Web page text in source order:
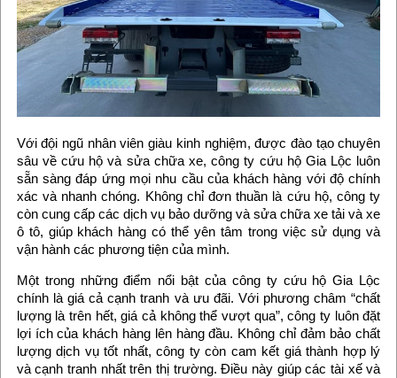
Với đội ngũ nhân viên giàu kinh nghiệm, được đào tạo chuyên
sâu về cứu hộ và sửa chữa xe, công ty cứu hộ Gia Lộc luôn
sẵn sàng đáp ứng mọi nhu cầu của khách hàng với độ chính
xác và nhanh chóng. Không chỉ đơn thuần là cứu hộ, công ty
còn cung cấp các dịch vụ bảo dưỡng và sửa chữa xe tải và xe
ô tô, giúp khách hàng có thể yên tâm trong việc sử dụng và
vận hành các phương tiện của mình.
Một trong những điểm nổi bật của công ty cứu hộ Gia Lộc
chính là giá cả cạnh tranh và ưu đãi. Với phương châm “chất
lượng là trên hết, giá cả không thể vượt qua”, công ty luôn đặt
lợi ích của khách hàng lên hàng đầu. Không chỉ đảm bảo chất
lượng dịch vụ tốt nhất, công ty còn cam kết giá thành hợp lý
và cạnh tranh nhất trên thị trường. Điều này giúp các tài xế và